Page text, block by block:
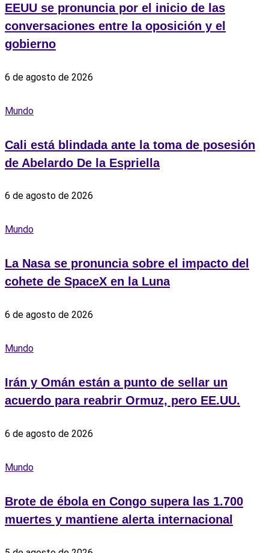
EEUU se pronuncia por el inicio de las
conversaciones entre la oposición y el
gobierno
6 de agosto de 2026
Mundo
Cali está blindada ante la toma de posesión
de Abelardo De la Espriella
6 de agosto de 2026
Mundo
La Nasa se pronuncia sobre el impacto del
cohete de SpaceX en la Luna
6 de agosto de 2026
Mundo
Irán y Omán están a punto de sellar un
acuerdo para reabrir Ormuz, pero EE.UU.
6 de agosto de 2026
Mundo
Brote de ébola en Congo supera las 1.700
muertes y mantiene alerta internacional